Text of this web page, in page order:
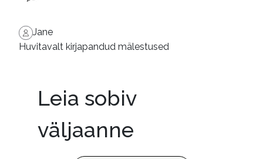
Jane
Huvitavalt kirjapandud mälestused
Leia sobiv
väljaanne